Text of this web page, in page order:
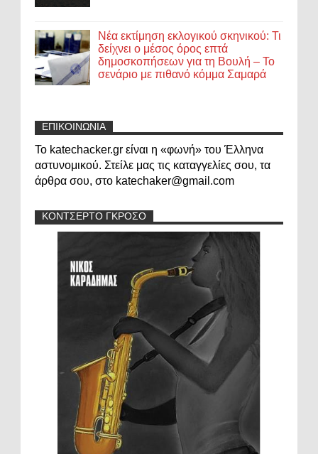
Νέα εκτίμηση εκλογικού σκηνικού: Τι
δείχνει ο μέσος όρος επτά
δημοσκοπήσεων για τη Βουλή – Το
σενάριο με πιθανό κόμμα Σαμαρά
ΕΠΙΚΟΙΝΩΝΙΑ
Το katechacker.gr είναι η «φωνή» του Έλληνα
αστυνομικού. Στείλε μας τις καταγγελίες σου, τα
άρθρα σου, στο katechaker@gmail.com
ΚΟΝΤΣΕΡΤΟ ΓΚΡΟΣΟ